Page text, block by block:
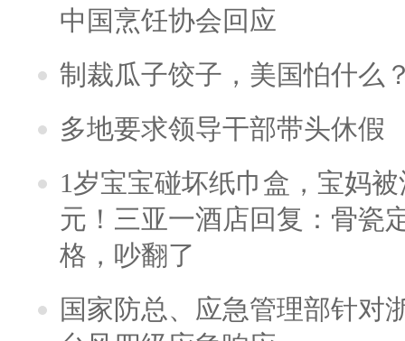
中国烹饪协会回应
制裁瓜子饺子，美国怕什么
多地要求领导干部带头休假
1岁宝宝碰坏纸巾盒，宝妈
元！三亚一酒店回复：骨瓷
格，吵翻了
国家防总、应急管理部针对